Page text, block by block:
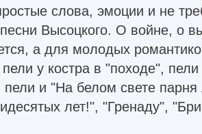
слова, эмоции и не
Высоцкого. О войне, о
а для молодых
у костра в "походе",
пели и "На белом свете
лет!", "Гренаду",